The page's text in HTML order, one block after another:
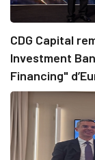
CDG Capital
Investment
Financing"